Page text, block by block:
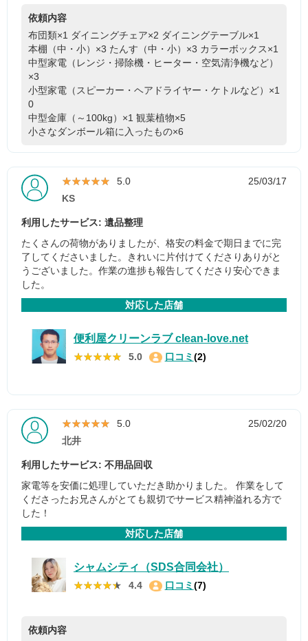
依頼内容
布団類×1 ダイニングチェア×2 ダイニングテーブル×1
本棚（中・小）×3 たんす（中・小）×3 カラーボックス×1
中型家電（レンジ・掃除機・ヒーター・空気清浄機など）
×3
小型家電（スピーカー・ヘアドライヤー・ケトルなど）×1
0
中型金庫（～100kg）×1 観葉植物×5
小さなダンボール箱に入ったもの×6
★★★★★
★★★★★ 5.0
25/03/17
KS
利用したサービス: 遺品整理
たくさんの荷物がありましたが、格安の料金で期日までに完
了してくださいました。きれいに片付けてくださりありがと
うございました。作業の進捗も報告してくださり安心できま
した。
対応した店舗
便利屋クリーンラブ clean-love.net
★★★★★
★★★★★ 5.0 口コミ (2)
★★★★★
★★★★★ 5.0
25/02/20
北井
利用したサービス: 不用品回収
家電等を安価に処理していただき助かりました。 作業をして
くださったお兄さんがとても親切でサービス精神溢れる方で
した！
対応した店舗
シャムシティ（SDS合同会社）
★★★★★
★★★★★ 4.4 口コミ (7)
依頼内容